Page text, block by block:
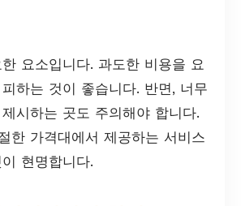
요소입니다. 과도한 비용을 요
하는 것이 좋습니다. 반면, 너무
시하는 곳도 주의해야 합니다.
한 가격대에서 제공하는 서비스
현명합니다.